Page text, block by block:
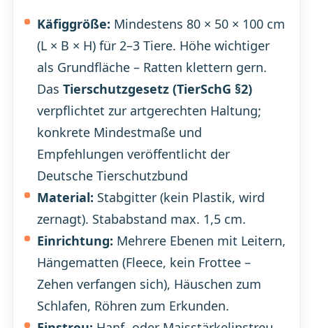
Käfiggröße: Mindestens 80 × 50 × 100 cm
(L × B × H) für 2–3 Tiere. Höhe wichtiger
als Grundfläche – Ratten klettern gern.
Das Tierschutzgesetz (TierSchG §2)
verpflichtet zur artgerechten Haltung;
konkrete Mindestmaße und
Empfehlungen veröffentlicht der
Deutsche Tierschutzbund
Material: Stabgitter (kein Plastik, wird
zernagt). Stababstand max. 1,5 cm.
Einrichtung: Mehrere Ebenen mit Leitern,
Hängematten (Fleece, kein Frottee –
Zehen verfangen sich), Häuschen zum
Schlafen, Röhren zum Erkunden.